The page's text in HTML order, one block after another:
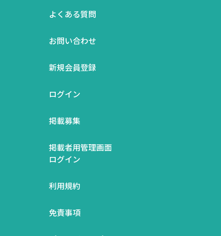
よくある質問
お問い合わせ
新規会員登録
ログイン
掲載募集
掲載者用管理画面
ログイン
利用規約
免責事項